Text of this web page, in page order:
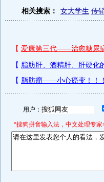
相关搜索： 女大学生 传
用户：
*搜狗拼音输入法，中文处理专家